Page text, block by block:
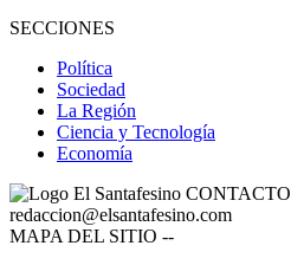
SECCIONES
Política
Sociedad
La Región
Ciencia y Tecnología
Economía
CONTACTO
redaccion@elsantafesino.com
MAPA DEL SITIO --